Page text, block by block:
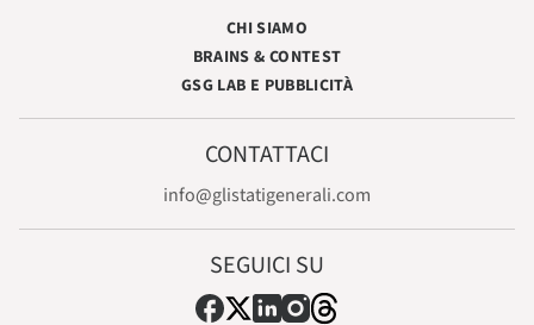
CHI SIAMO
BRAINS & CONTEST
GSG LAB E PUBBLICITÀ
CONTATTACI
info@glistatigenerali.com
SEGUICI SU